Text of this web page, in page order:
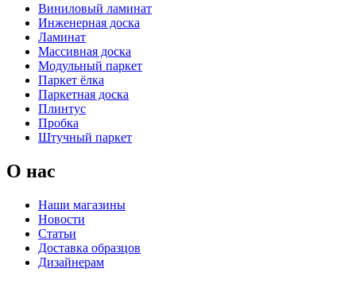
Виниловый ламинат
Инженерная доска
Ламинат
Массивная доска
Модульный паркет
Паркет ёлка
Паркетная доска
Плинтус
Пробка
Штучный паркет
О нас
Наши магазины
Новости
Статьи
Доставка образцов
Дизайнерам